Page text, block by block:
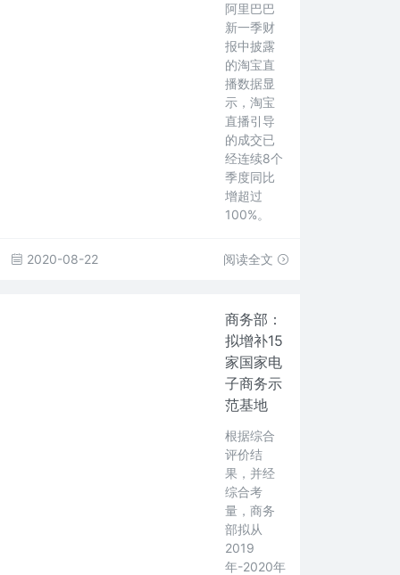
阿里巴巴
新一季财
报中披露
的淘宝直
播数据显
示，淘宝
直播引导
的成交已
经连续8个
季度同比
增超过
100%。
2020-08-22 阅读全文
商务部：
拟增补15
家国家电
子商务示
范基地
根据综合
评价结
果，并经
综合考
量，商务
部拟从
2019
年-2020年